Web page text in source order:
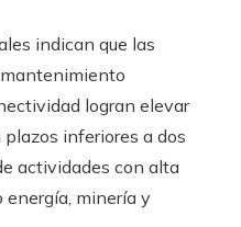
indican que las
logran elevar
inferiores a dos
actividades con alta
minería y